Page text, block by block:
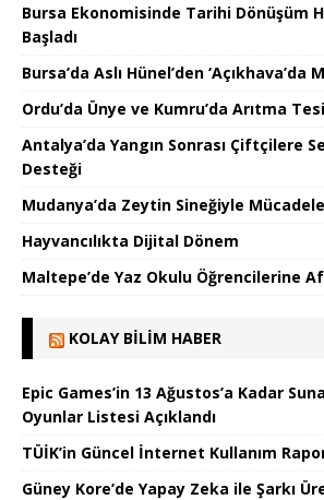
Bursa Ekonomisinde Tarihi Dönüşüm
Başladı
Bursa’da Aslı Hünel’den
Ordu’da Ünye ve Kumru’da Arıtma
Antalya’da Yangın Sonrası Çiftçilere
Desteği
Mudanya’da Zeytin Sineğiyle Mücadele
Hayvancılıkta Dijital Dönem
Maltepe’de Yaz Okulu Öğrencilerine
KOLAY BILIM HABER
Epic Games’in 13 Ağustos’a Kadar
Oyunlar Listesi Açıklandı
TÜİK’in Güncel İnternet Kullanım
Güney Kore’de Yapay Zeka ile Şarkı